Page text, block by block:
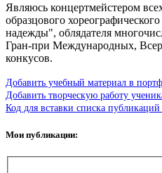
Являюсь концертмейстером
образцового
надежды", облядателя
Гран-при Международных,
конкусов.
Добавить учебный материал в
Добавить творческую работу
Код для вставки списка
Мои публикации: